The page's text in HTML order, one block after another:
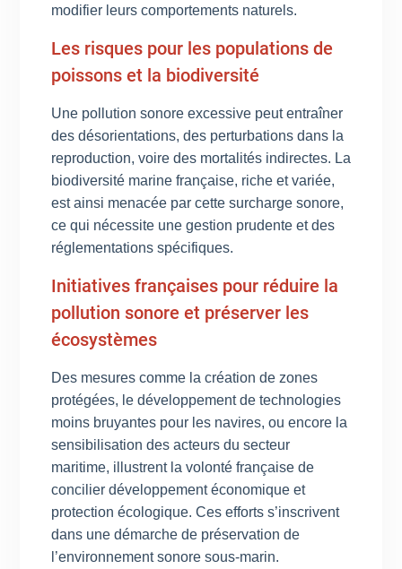
modifier leurs comportements naturels.
Les risques pour les populations de
poissons et la biodiversité
Une pollution sonore excessive peut entraîner
des désorientations, des perturbations dans la
reproduction, voire des mortalités indirectes. La
biodiversité marine française, riche et variée,
est ainsi menacée par cette surcharge sonore,
ce qui nécessite une gestion prudente et des
réglementations spécifiques.
Initiatives françaises pour réduire la
pollution sonore et préserver les
écosystèmes
Des mesures comme la création de zones
protégées, le développement de technologies
moins bruyantes pour les navires, ou encore la
sensibilisation des acteurs du secteur
maritime, illustrent la volonté française de
concilier développement économique et
protection écologique. Ces efforts s’inscrivent
dans une démarche de préservation de
l’environnement sonore sous-marin.